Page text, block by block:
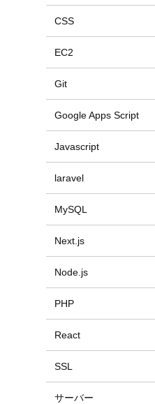
CSS
EC2
Git
Google Apps Script
Javascript
laravel
MySQL
Next.js
Node.js
PHP
React
SSL
サーバー